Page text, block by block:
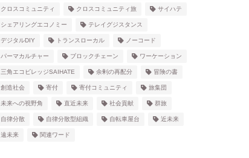
クロスコミュニティ クロスコミュニティ旅 サイハテ
シェアリングエコノミー テレイグジスタンス
デジタルDIY トランスローカル ノーコード
パーマカルチャー ブロックチェーン ワーケーション
三角エコビレッジSAIHATE 余剰の再配分 冒険の書
創造社会 寄付 寄付コミュニティ 旅集団
未来への視野角 直近未来 社会貢献 群旅
自律分散 自律分散型組織 自転車屋台 近未来
遠未来 関連ワード